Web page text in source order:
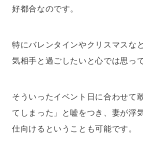
好都合なのです。
特にバレンタインやクリスマスな
気相手と過ごしたいと心では思っ
そういったイベント日に合わせて
てしまった」と嘘をつき、妻が浮
仕向けるということも可能です。